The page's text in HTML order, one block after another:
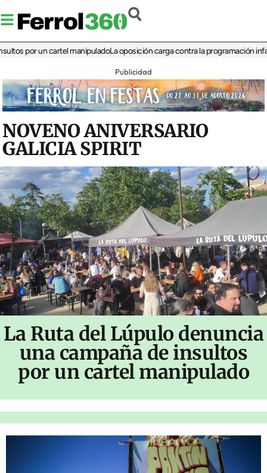
un cartel manipuladoLa oposición carga contra la programación infantil
Publicidad
NOVENO ANIVERSARIO
GALICIA SPIRIT
La Ruta del Lúpulo denuncia
una campaña de insultos
por un cartel manipulado